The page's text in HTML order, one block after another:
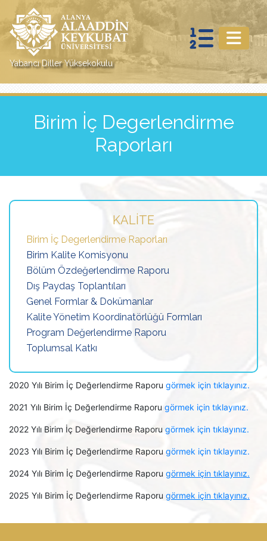
Yabancı Diller Yüksekokulu
Birim İç Degerlendirme
Raporları
KALITE
Birim İç Degerlendirme Raporları
Birim Kalite Komisyonu
Bölüm Özdeğerlendirme Raporu
Dış Paydaş Toplantıları
Genel Formlar & Dokümanlar
Kalite Yönetim Koordinatörlüğü Formları
Program Değerlendirme Raporu
Toplumsal Katkı
2020 Yılı Birim İç Değerlendirme Raporu görmek için tıklayınız.
2021 Yılı Birim İç Değerlendirme Raporu görmek için tıklayınız.
2022 Yılı Birim İç Değerlendirme Raporu görmek için tıklayınız.
2023 Yılı Birim İç Değerlendirme Raporu görmek için tıklayınız.
2024 Yılı Birim İç Değerlendirme Raporu görmek için tıklayınız.
2025 Yılı Birim İç Değerlendirme Raporu görmek için tıklayınız.